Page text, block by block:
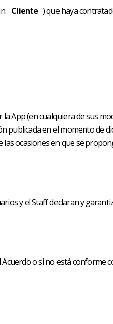
¨Cliente¨) que haya
App (en cualquiera de sus
publicada en el momento de
ocasiones en que se
y el Staff declaran y
o si no está conforme